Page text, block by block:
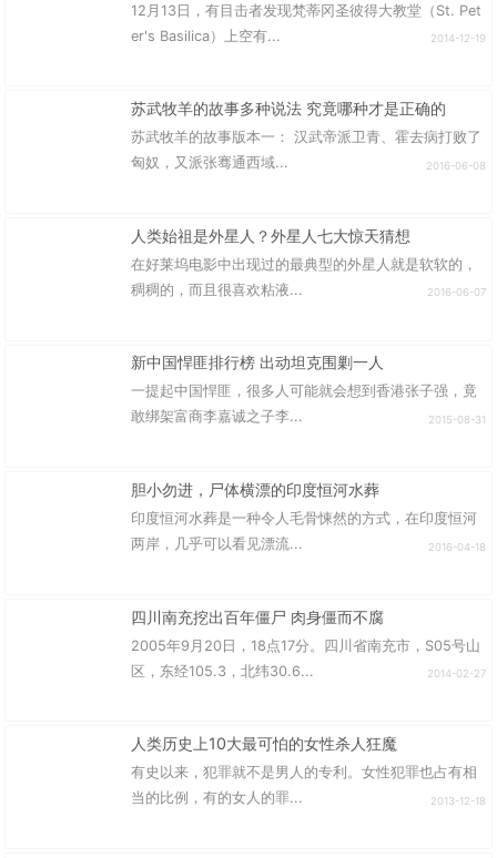
12月13日，有目击者发现梵蒂冈圣彼得大教堂（St. Pet
er's Basilica）上空有...
2014-12-19
苏武牧羊的故事多种说法 究竟哪种才是正确的
苏武牧羊的故事版本一： 汉武帝派卫青、霍去病打败了
匈奴，又派张骞通西域...
2016-06-08
人类始祖是外星人？外星人七大惊天猜想
在好莱坞电影中出现过的最典型的外星人就是软软的，
稠稠的，而且很喜欢粘液...
2016-06-07
新中国悍匪排行榜 出动坦克围剿一人
一提起中国悍匪，很多人可能就会想到香港张子强，竟
敢绑架富商李嘉诚之子李...
2015-08-31
胆小勿进，尸体横漂的印度恒河水葬
印度恒河水葬是一种令人毛骨悚然的方式，在印度恒河
两岸，几乎可以看见漂流...
2016-04-18
四川南充挖出百年僵尸 肉身僵而不腐
2005年9月20日，18点17分。四川省南充市，S05号山
区，东经105.3，北纬30.6...
2014-02-27
人类历史上10大最可怕的女性杀人狂魔
有史以来，犯罪就不是男人的专利。女性犯罪也占有相
当的比例，有的女人的罪...
2013-12-18